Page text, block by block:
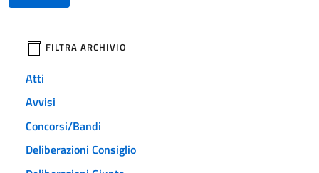
filtri da applicare
FILTRA ARCHIVIO
Atti
Avvisi
Concorsi/Bandi
Deliberazioni Consiglio